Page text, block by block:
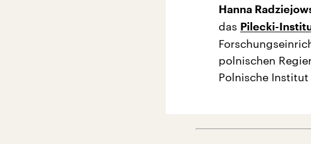
Hanna
das Pilecki-
polnischen
Polnische Institut